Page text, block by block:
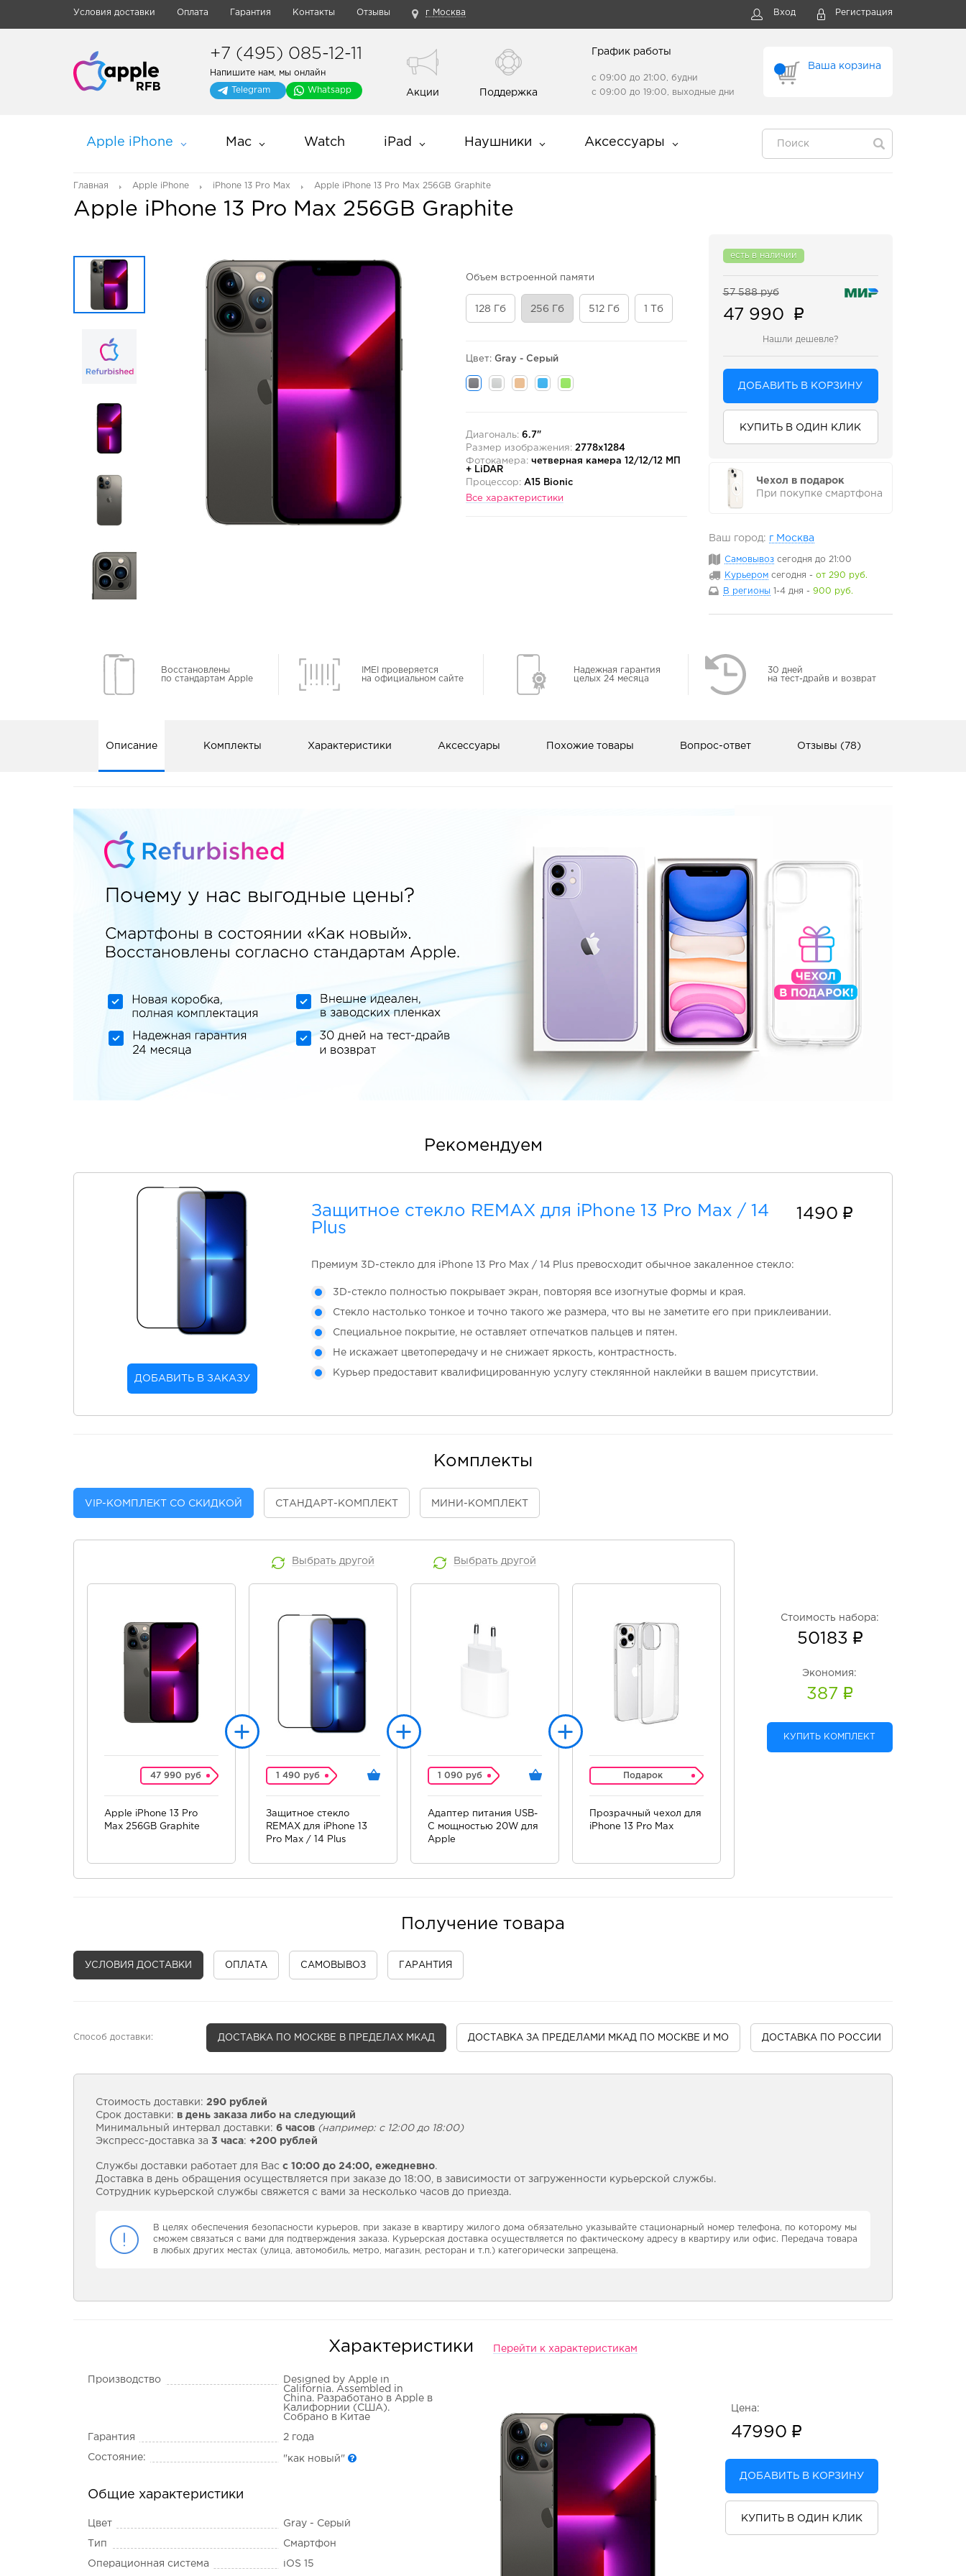
Условия доставки Оплата Гарантия Контакты Отзывы г Москва Вход Регистрация
+7 (495) 085-12-11
Напишите нам, мы онлайн
Telegram Whatsapp Акции Поддержка
Ваша корзина
График работы
с 09:00 до 21:00, будни
с 09:00 до 19:00, выходные дни
Apple iPhone Mac Watch iPad Наушники Аксессуары
Главная Apple iPhone iPhone 13 Pro Max Apple iPhone 13 Pro Max 256GB Graphite
Apple iPhone 13 Pro Max 256GB Graphite
Объем встроенной памяти
128 Гб 256 Гб 512 Гб 1 Тб
Цвет: Gray - Серый
Диагональ: 6.7"
Размер изображения: 2778x1284
Фотокамера: четверная камера 12/12/12 МП
+ LiDAR
Процессор: A15 Bionic
Все характеристики
есть в наличии
57 588 руб
47 990
Нашли дешевле?
ДОБАВИТЬ В КОРЗИНУ
КУПИТЬ В ОДИН КЛИК
Чехол в подарок
При покупке смартфона
Ваш город: г Москва
Самовывоз сегодня до 21:00
Курьером сегодня - от 290 руб.
В регионы 1-4 дня - 900 руб.
Восстановлены
по стандартам Apple
IMEI проверяется
на официальном сайте
Надежная гарантия
целых 24 месяца
30 дней
на тест-драйв и возврат
Описание Комплекты Характеристики Аксессуары Похожие товары Вопрос-ответ Отзывы (78)
Рекомендуем
ДОБАВИТЬ В ЗАКАЗУ
Защитное стекло REMAX для iPhone 13 Pro Max / 14
Plus
1490
Премиум 3D-стекло для iPhone 13 Pro Max / 14 Plus превосходит обычное закаленное стекло:
3D-стекло полностью покрывает экран, повторяя все изогнутые формы и края.
Стекло настолько тонкое и точно такого же размера, что вы не заметите его при приклеивании.
Специальное покрытие, не оставляет отпечатков пальцев и пятен.
Не искажает цветопередачу и не снижает яркость, контрастность.
Курьер предоставит квалифицированную услугу стеклянной наклейки в вашем присутствии.
Комплекты
VIP-КОМПЛЕКТ СО СКИДКОЙ СТАНДАРТ -КОМПЛЕКТ МИНИ -КОМПЛЕКТ
47 990 руб
Apple iPhone 13 Pro
Max 256GB Graphite
Выбрать другой
1 490 руб
Защитное стекло
REMAX для iPhone 13
Pro Max / 14 Plus
Выбрать другой
1 090 руб
Адаптер питания USB-
C мощностью 20W для
Apple
Подарок
Прозрачный чехол для
iPhone 13 Pro Max
Стоимость набора:
50183
Экономия:
387
КУПИТЬ КОМПЛЕКТ
Получение товара
УСЛОВИЯ ДОСТАВКИ ОПЛАТА САМОВЫВОЗ ГАРАНТИЯ
Способ доставки: ДОСТАВКА ПО МОСКВЕ В ПРЕДЕЛАХ МКАД ДОСТАВКА ЗА ПРЕДЕЛАМИ МКАД ПО МОСКВЕ И МО ДОСТАВКА ПО РОССИИ
Стоимость доставки: 290 рублей
Срок доставки: в день заказа либо на следующий
Минимальный интервал доставки: 6 часов (например: с 12:00 до 18:00)
Экспресс-доставка за 3 часа: +200 рублей
Службы доставки работает для Вас с 10:00 до 24:00, ежедневно.
Доставка в день обращения осуществляется при заказе до 18:00, в зависимости от загруженности курьерской службы.
Сотрудник курьерской службы свяжется с вами за несколько часов до приезда.
В целях обеспечения безопасности курьеров, при заказе в квартиру жилого дома обязательно указывайте стационарный номер телефона, по которому мы
сможем связаться с вами для подтверждения заказа. Курьерская доставка осуществляется по фактическому адресу в квартиру или офис. Передача товара
в любых других местах (улица, автомобиль, метро, магазин, ресторан и т.п.) категорически запрещена.
Характеристики Перейти к характеристикам
Производство
Designed by Apple in
California. Assembled in
China. Разработано в Apple в
Калифорнии (США).
Собрано в Китае
Гарантия 2 года
Состояние: "как новый"
Общие характеристики
Цвет Gray - Серый
Тип Смартфон
Операционная система iOS 15
Цена:
47990
ДОБАВИТЬ В КОРЗИНУ
КУПИТЬ В ОДИН КЛИК